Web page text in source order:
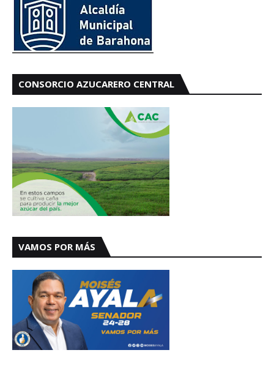
CONSORCIO AZUCARERO CENTRAL
VAMOS POR MÁS